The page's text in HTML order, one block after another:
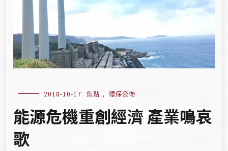
2018-10-17 焦點 , 環保公衛
能源危機重創經濟 產業鳴哀
歌